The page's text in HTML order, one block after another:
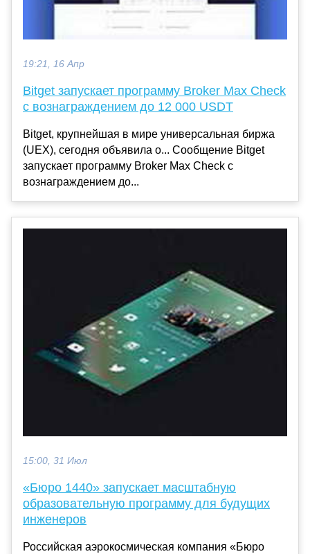
19:21, 16 Апр
Bitget запускает программу Broker Max Check
с вознаграждением до 12 000 USDT
Bitget, крупнейшая в мире универсальная биржа
(UEX), сегодня объявила о... Сообщение Bitget
запускает программу Broker Max Check с
вознаграждением до...
15:00, 31 Июл
«Бюро 1440» запускает масштабную
образовательную программу для будущих
инженеров
Российская аэрокосмическая компания «Бюро